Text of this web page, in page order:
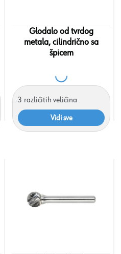
Glodalo od tvrdog
metala, cilindrično sa
špicem
3 različitih veličina
Vidi sve